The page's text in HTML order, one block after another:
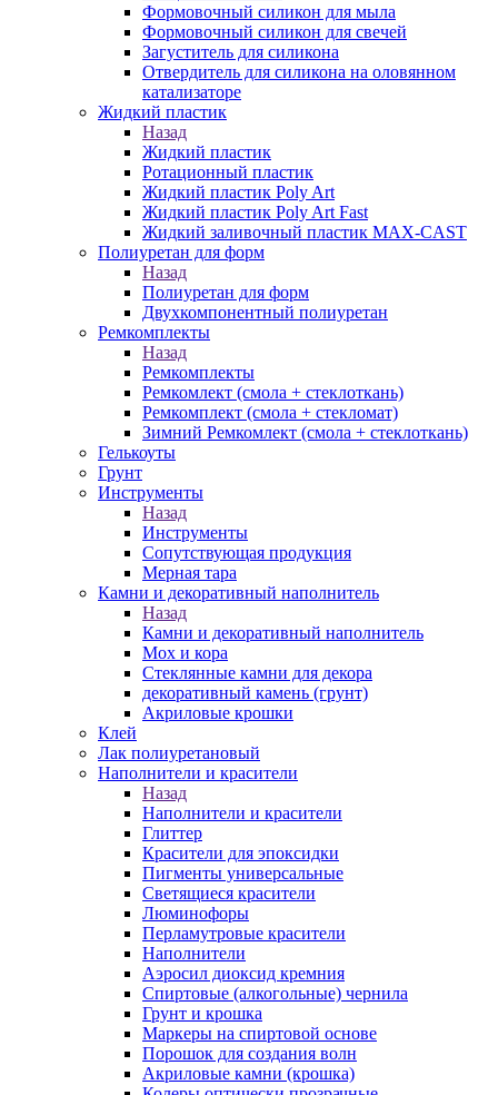
Формовочный силикон для мыла
Формовочный силикон для свечей
Загуститель для силикона
Отвердитель для силикона на оловянном
катализаторе
Жидкий пластик
Назад
Жидкий пластик
Ротационный пластик
Жидкий пластик Poly Art
Жидкий пластик Poly Art Fast
Жидкий заливочный пластик MAX-CAST
Полиуретан для форм
Назад
Полиуретан для форм
Двухкомпонентный полиуретан
Ремкомплекты
Назад
Ремкомплекты
Ремкомлект (смола + стеклоткань)
Ремкомплект (смола + стекломат)
Зимний Ремкомлект (смола + стеклоткань)
Гелькоуты
Грунт
Инструменты
Назад
Инструменты
Сопутствующая продукция
Мерная тара
Камни и декоративный наполнитель
Назад
Камни и декоративный наполнитель
Мох и кора
Стеклянные камни для декора
декоративный камень (грунт)
Акриловые крошки
Клей
Лак полиуретановый
Наполнители и красители
Назад
Наполнители и красители
Глиттер
Красители для эпоксидки
Пигменты универсальные
Светящиеся красители
Люминофоры
Перламутровые красители
Наполнители
Аэросил диоксид кремния
Спиртовые (алкогольные) чернила
Грунт и крошка
Маркеры на спиртовой основе
Порошок для создания волн
Акриловые камни (крошка)